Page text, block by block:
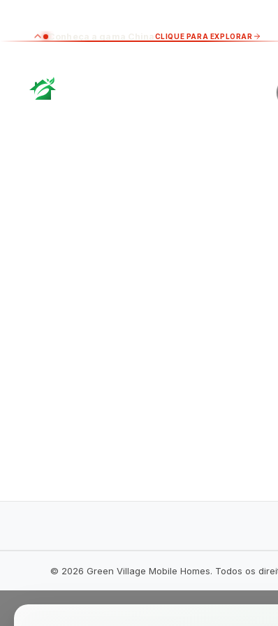
© 2026 Green Village Mobile Homes. Todos os
Conheça a gama China CLIQUE PARA EXPLORAR